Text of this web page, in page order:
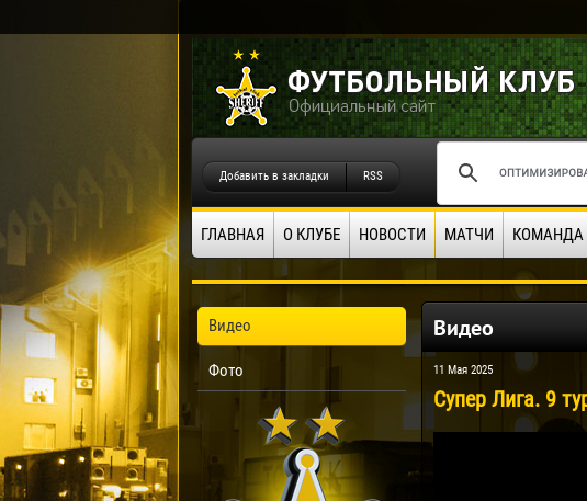
Добавить в закладки RSS
ГЛАВНАЯ О КЛУБЕ НОВОСТИ МАТЧИ КОМАНДА
Видео
Фото
Видео
11 Мая 2025
Супер Лига. 9